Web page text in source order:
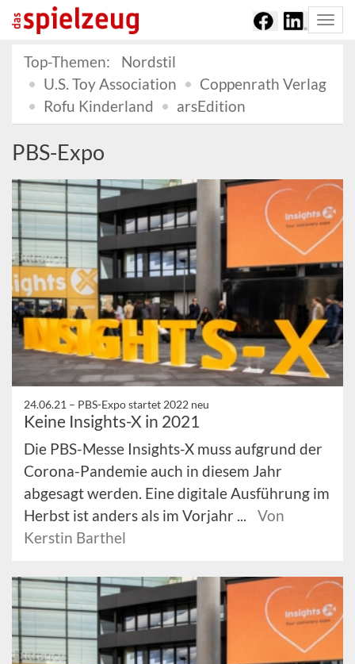
Top-Themen:
Nordstil
U.S. Toy Association
Coppenrath Verlag
Rofu Kinderland
arsEdition
PBS-Expo
24.06.21 – PBS-Expo startet 2022 neu
Keine Insights-X in 2021
Die PBS-Messe Insights-X muss aufgrund der
Corona-Pandemie auch in diesem Jahr
abgesagt werden. Eine digitale Ausführung im
Herbst ist anders als im Vorjahr ...
Von
Kerstin Barthel